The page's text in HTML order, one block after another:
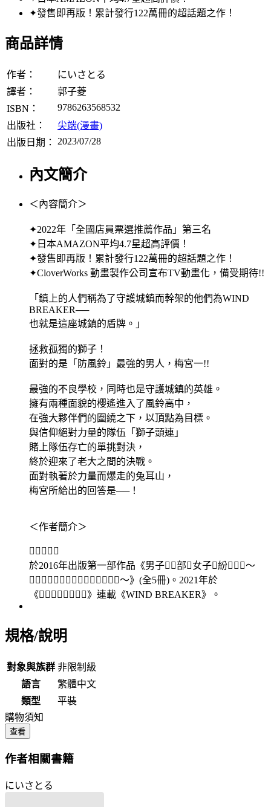
✦發售即再版！累計發行122萬冊的超話題之作！
商品詳情
作者：
にいさとる
譯者：
郭子菱
ISBN：
9786263568532
出版社：
尖端(漫畫)
出版日期：
2023/07/28
內文簡介
＜內容簡介＞
✦2022年「全國店員票選推薦作品」第三名
✦日本AMAZON平均4.7星超高評價！
✦發售即再版！累計發行122萬冊的超話題之作！
✦CloverWorks 動畫製作公司宣布TV動畫化，備受期待!!
「鎮上的人們稱為了守護城鎮而幹架的他們為WIND
BREAKER──
也就是這座城鎮的盾牌。」
拯救孤獨的獅子！
面對的是「防風鈴」最強的男人，梅宮一!!
最強的不良學校，同時也是守護城鎮的英雄。
擁有兩種面貌的櫻遙進入了風鈴高中，
在強大夥伴們的圍繞之下，以頂點為目標。
與信仰絕對力量的隊伍「獅子頭連」
賭上隊伍存亡的單挑對決，
終於迎來了老大之間的決戰。
面對執著於力量而爆走的兔耳山，
梅宮所給出的回答是──！
＜作者簡介＞

於2016年出版第一部作品《男子部女子紛〜
〜》(全5冊)。2021年於
《》連載《WIND BREAKER》。
規格/說明
對象與族群 非限制級
語言
繁體中文
類型
平裝
購物須知
查看
作者相關書籍
にいさとる